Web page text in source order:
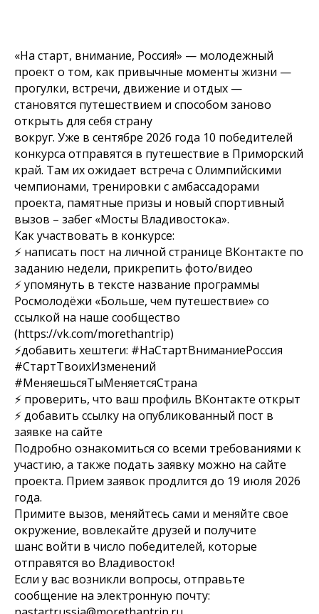
«На старт, внимание, Россия!» — молодежный
проект о том, как привычные моменты жизни —
прогулки, встречи, движение и отдых —
становятся путешествием и способом заново
открыть для себя страну
вокруг. Уже в сентябре 2026 года 10 победителей
конкурса отправятся в путешествие в Приморский
край. Там их ожидает встреча с Олимпийскими
чемпионами, тренировки с амбассадорами
проекта, памятные призы и новый спортивный
вызов – забег «Мосты Владивостока».
Как участвовать в конкурсе:
⚡️ написать пост на личной странице ВКонтакте по
заданию недели, прикрепить фото/видео
⚡️ упомянуть в тексте название программы
Росмолодёжи «Больше, чем путешествие» со
ссылкой на наше сообщество
(https://vk.com/morethantrip)
⚡️добавить хештеги: #НаСтартВниманиеРоссия
#СтартТвоихИзменений
#МеняешьсяТыМеняетсяСтрана
⚡️ проверить, что ваш профиль ВКонтакте открыт
⚡️ добавить ссылку на опубликованный пост в
заявке на сайте
Подробно ознакомиться со всеми требованиями к
участию, а также подать заявку можно на сайте
проекта. Прием заявок продлится до 19 июля 2026
года.
Примите вызов, меняйтесь сами и меняйте свое
окружение, вовлекайте друзей и получите
шанс войти в число победителей, которые
отправятся во Владивосток!
Если у вас возникли вопросы, отправьте
сообщение на электронную почту: